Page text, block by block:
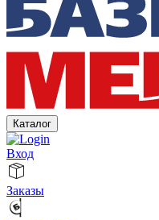
Каталог
Вход
Заказы